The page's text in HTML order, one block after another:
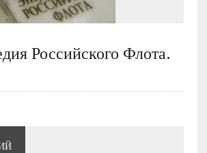
Российского Флота.